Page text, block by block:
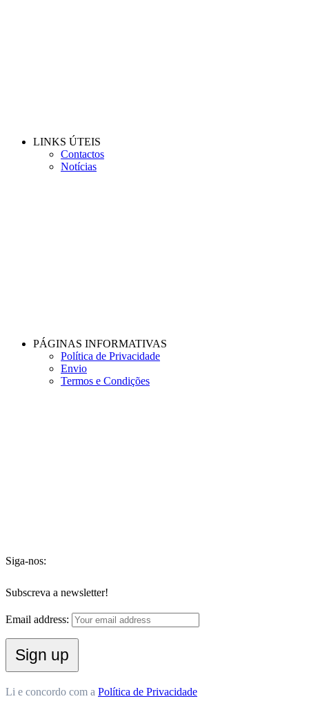
LINKS ÚTEIS
Contactos
Notícias
PÁGINAS INFORMATIVAS
Política de Privacidade
Envio
Termos e Condições
Siga-nos:
Subscreva a newsletter!
Email address:
Li e concordo com a Política de Privacidade